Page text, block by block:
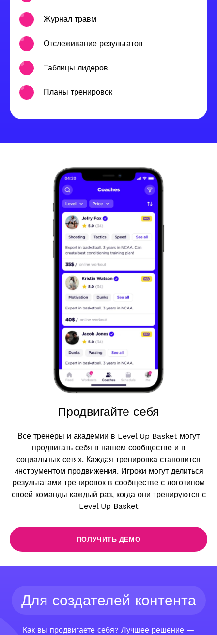
Журнал травм
Отслеживание результатов
Таблицы лидеров
Планы тренировок
Продвигайте себя
Все тренеры и академии в Level Up Basket могут
продвигать себя в нашем сообществе и в
социальных сетях. Каждая тренировка становится
инструментом продвижения. Игроки могут делиться
результатами тренировок в сообществе с логотипом
своей команды каждый раз, когда они тренируются с
Level Up Basket
ПОЛУЧИТЬ ДЕМО
Для создателей контента
Как вы продвигаете себя? Лучшее решение —